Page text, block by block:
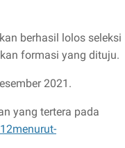
berhasil lolos seleksi
formasi yang dituju.
2021.
yang tertera pada